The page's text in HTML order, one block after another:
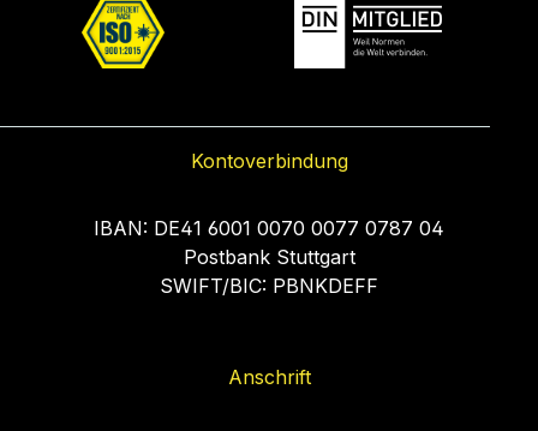
Kontoverbindung
IBAN: DE41 6001 0070 0077 0787 04
Postbank Stuttgart
SWIFT/BIC: PBNKDEFF
Anschrift